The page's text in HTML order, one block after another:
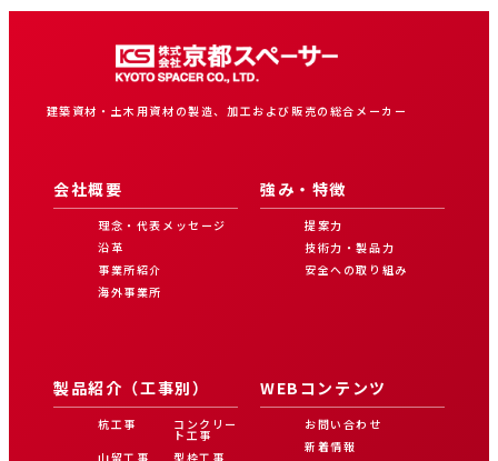
建築資材・土木用資材の製造、加工および販売の総合メーカー
会社概要
理念・代表メッセージ
沿革
事業所紹介
海外事業所
強み・特徴
提案力
技術力・製品力
安全への取り組み
製品紹介（工事別）
杭工事
山留工事
コンクリー
ト工事
型枠工事
WEBコンテンツ
お問い合わせ
新着情報